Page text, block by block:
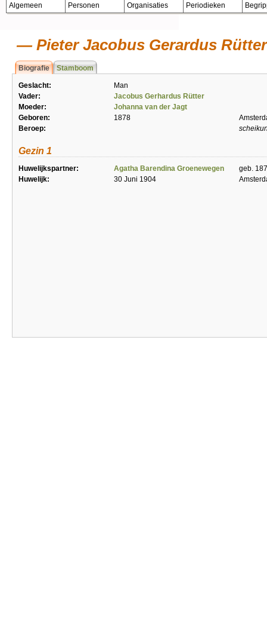
Algemeen Personen Organisaties Periodieken
Pieter Jacobus Gerardus Rütter
Biografie Stamboom
Geslacht:
Man
Vader:
Jacobus Gerhardus Rütter
Moeder:
Johanna van der Jagt
Geboren:
1878
Beroep:
Gezin 1
Huwelijkspartner: Agatha Barendina Groenewegen
geb.
Huwelijk:
30 Juni 1904